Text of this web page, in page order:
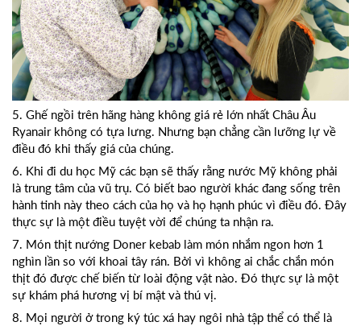
5. Ghế ngồi trên hãng hàng không giá rẻ lớn nhất Châu Âu
Ryanair không có tựa lưng. Nhưng bạn chẳng cần lưỡng lự về
điều đó khi thấy giá của chúng.
6. Khi đi du học Mỹ các bạn sẽ thấy rằng nước Mỹ không phải
là trung tâm của vũ trụ. Có biết bao người khác đang sống trên
hành tinh này theo cách của họ và họ hạnh phúc vì điều đó. Đây
thực sự là một điều tuyệt vời để chúng ta nhận ra.
7. Món thịt nướng Doner kebab làm món nhắm ngon hơn 1
nghìn lần so với khoai tây rán. Bởi vì không ai chắc chắn món
thịt đó được chế biến từ loài động vật nào. Đó thực sự là một
sự khám phá hương vị bí mật và thú vị.
8. Mọi người ở trong ký túc xá hay ngôi nhà tập thể có thể là